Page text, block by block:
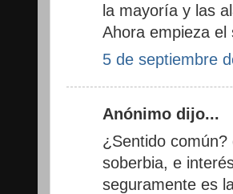
la mayoría y las
Ahora empieza el
5 de septiembre
Anónimo dijo...
¿Sentido
soberbia, e
seguramente es